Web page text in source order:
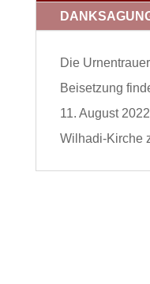
Die
Beisetzung
11. August
Wilhadi-Kirche